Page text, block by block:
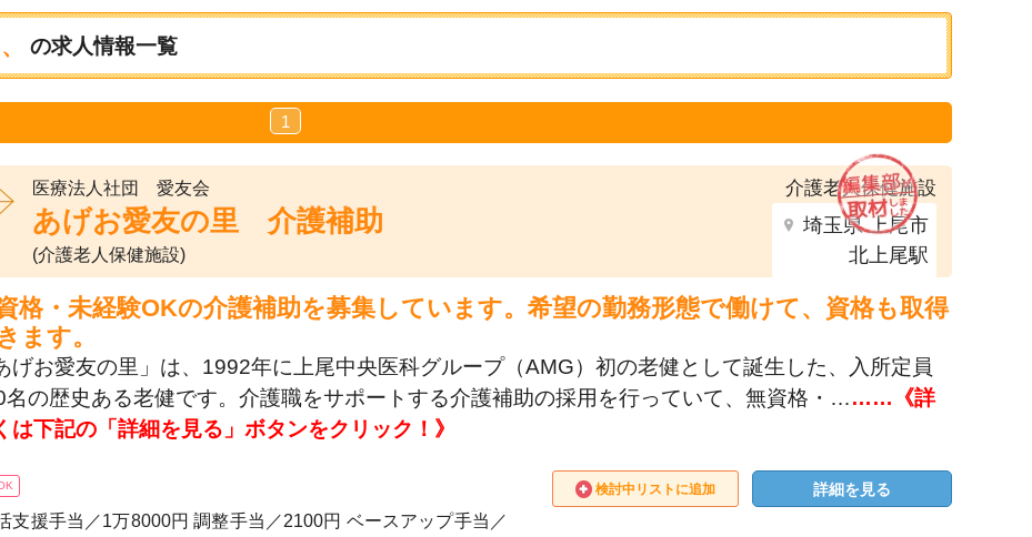
の求人情報一覧
1
医療法人社団 愛友会
あげお愛友の里 介護補助
(介護老人保健施設)
介護老人保健施設
埼玉県 上尾市
北上尾駅
格・未経験OKの介護補助を募集しています。希望の勤務形態で働けて、資格も取得
ます。
げお愛友の里」は、1992年に上尾中央医科グループ（AMG）初の老健として誕生した、入所定員
名の歴史ある老健です。介護職をサポートする介護補助の採用を行っていて、無資格・………《詳
は下記の「詳細を見る」ボタンをクリック！》
援手当／1万8000円 調整手当／2100円 ベースアップ手当／
検討中リストに追加 詳細を見る